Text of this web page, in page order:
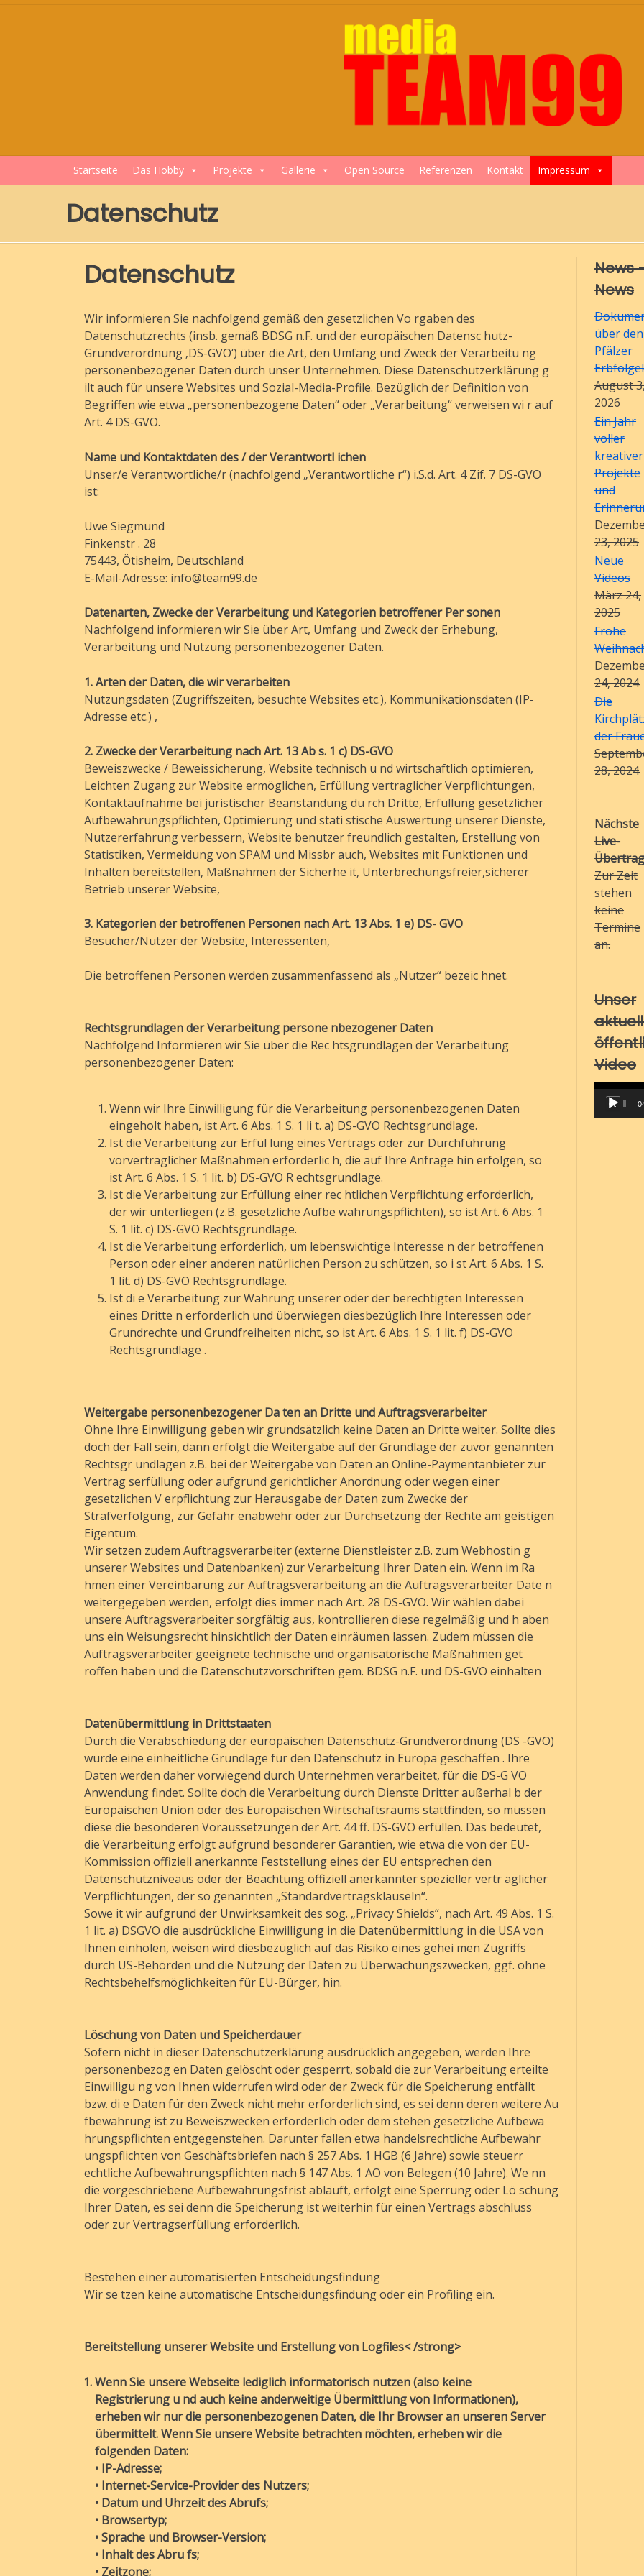
Startseite Das Hobby Projekte Gallerie Open Source Referenzen Kontakt Impressum
Datenschutz
Datenschutz
Wir informieren Sie nachfolgend gemäß den gesetzlichen Vo rgaben des
Datenschutzrechts (insb. gemäß BDSG n.F. und der europäischen Datensc hutz-
Grundverordnung ‚DS-GVO‘) über die Art, den Umfang und Zweck der Verarbeitu ng
personenbezogener Daten durch unser Unternehmen. Diese Datenschutzerklärung g
ilt auch für unsere Websites und Sozial-Media-Profile. Bezüglich der Definition von
Begriffen wie etwa „personenbezogene Daten“ oder „Verarbeitung“ verweisen wi r auf
Art. 4 DS-GVO.
Name und Kontaktdaten des / der Verantwortl ichen
Unser/e Verantwortliche/r (nachfolgend „Verantwortliche r“) i.S.d. Art. 4 Zif. 7 DS-GVO
ist:
Uwe Siegmund
Finkenstr . 28
75443, Ötisheim, Deutschland
E-Mail-Adresse: info@team99.de
Datenarten, Zwecke der Verarbeitung und Kategorien betroffener Per sonen
Nachfolgend informieren wir Sie über Art, Umfang und Zweck der Erhebung,
Verarbeitung und Nutzung personenbezogener Daten.
1. Arten der Daten, die wir verarbeiten
Nutzungsdaten (Zugriffszeiten, besuchte Websites etc.), Kommunikationsdaten (IP-
Adresse etc.) ,
2. Zwecke der Verarbeitung nach Art. 13 Ab s. 1 c) DS-GVO
Beweiszwecke / Beweissicherung, Website technisch u nd wirtschaftlich optimieren,
Leichten Zugang zur Website ermöglichen, Erfüllung vertraglicher Verpflichtungen,
Kontaktaufnahme bei juristischer Beanstandung du rch Dritte, Erfüllung gesetzlicher
Aufbewahrungspflichten, Optimierung und stati stische Auswertung unserer Dienste,
Nutzererfahrung verbessern, Website benutzer freundlich gestalten, Erstellung von
Statistiken, Vermeidung von SPAM und Missbr auch, Websites mit Funktionen und
Inhalten bereitstellen, Maßnahmen der Sicherhe it, Unterbrechungsfreier,sicherer
Betrieb unserer Website,
3. Kategorien der betroffenen Personen nach Art. 13 Abs. 1 e) DS- GVO
Besucher/Nutzer der Website, Interessenten,
Die betroffenen Personen werden zusammenfassend als „Nutzer“ bezeic hnet.
Rechtsgrundlagen der Verarbeitung persone nbezogener Daten
Nachfolgend Informieren wir Sie über die Rec htsgrundlagen der Verarbeitung
personenbezogener Daten:
Wenn wir Ihre Einwilligung für die Verarbeitung personenbezogenen Daten
eingeholt haben, ist Art. 6 Abs. 1 S. 1 li t. a) DS-GVO Rechtsgrundlage.
Ist die Verarbeitung zur Erfül lung eines Vertrags oder zur Durchführung
vorvertraglicher Maßnahmen erforderlic h, die auf Ihre Anfrage hin erfolgen, so
ist Art. 6 Abs. 1 S. 1 lit. b) DS-GVO R echtsgrundlage.
Ist die Verarbeitung zur Erfüllung einer rec htlichen Verpflichtung erforderlich,
der wir unterliegen (z.B. gesetzliche Aufbe wahrungspflichten), so ist Art. 6 Abs. 1
S. 1 lit. c) DS-GVO Rechtsgrundlage.
Ist die Verarbeitung erforderlich, um lebenswichtige Interesse n der betroffenen
Person oder einer anderen natürlichen Person zu schützen, so i st Art. 6 Abs. 1 S.
1 lit. d) DS-GVO Rechtsgrundlage.
Ist di e Verarbeitung zur Wahrung unserer oder der berechtigten Interessen
eines Dritte n erforderlich und überwiegen diesbezüglich Ihre Interessen oder
Grundrechte und Grundfreiheiten nicht, so ist Art. 6 Abs. 1 S. 1 lit. f) DS-GVO
Rechtsgrundlage .
Weitergabe personenbezogener Da ten an Dritte und Auftragsverarbeiter
Ohne Ihre Einwilligung geben wir grundsätzlich keine Daten an Dritte weiter. Sollte dies
doch der Fall sein, dann erfolgt die Weitergabe auf der Grundlage der zuvor genannten
Rechtsgr undlagen z.B. bei der Weitergabe von Daten an Online-Paymentanbieter zur
Vertrag serfüllung oder aufgrund gerichtlicher Anordnung oder wegen einer
gesetzlichen V erpflichtung zur Herausgabe der Daten zum Zwecke der
Strafverfolgung, zur Gefahr enabwehr oder zur Durchsetzung der Rechte am geistigen
Eigentum.
Wir setzen zudem Auftragsverarbeiter (externe Dienstleister z.B. zum Webhostin g
unserer Websites und Datenbanken) zur Verarbeitung Ihrer Daten ein. Wenn im Ra
hmen einer Vereinbarung zur Auftragsverarbeitung an die Auftragsverarbeiter Date n
weitergegeben werden, erfolgt dies immer nach Art. 28 DS-GVO. Wir wählen dabei
unsere Auftragsverarbeiter sorgfältig aus, kontrollieren diese regelmäßig und h aben
uns ein Weisungsrecht hinsichtlich der Daten einräumen lassen. Zudem müssen die
Auftragsverarbeiter geeignete technische und organisatorische Maßnahmen get
roffen haben und die Datenschutzvorschriften gem. BDSG n.F. und DS-GVO einhalten
Datenübermittlung in Drittstaaten
Durch die Verabschiedung der europäischen Datenschutz-Grundverordnung (DS -GVO)
wurde eine einheitliche Grundlage für den Datenschutz in Europa geschaffen . Ihre
Daten werden daher vorwiegend durch Unternehmen verarbeitet, für die DS-G VO
Anwendung findet. Sollte doch die Verarbeitung durch Dienste Dritter außerhal b der
Europäischen Union oder des Europäischen Wirtschaftsraums stattfinden, so müssen
diese die besonderen Voraussetzungen der Art. 44 ff. DS-GVO erfüllen. Das bedeutet,
die Verarbeitung erfolgt aufgrund besonderer Garantien, wie etwa die von der EU-
Kommission offiziell anerkannte Feststellung eines der EU entsprechen den
Datenschutzniveaus oder der Beachtung offiziell anerkannter spezieller vertr aglicher
Verpflichtungen, der so genannten „Standardvertragsklauseln“.
Sowe it wir aufgrund der Unwirksamkeit des sog. „Privacy Shields“, nach Art. 49 Abs. 1 S.
1 lit. a) DSGVO die ausdrückliche Einwilligung in die Datenübermittlung in die USA von
Ihnen einholen, weisen wird diesbezüglich auf das Risiko eines gehei men Zugriffs
durch US-Behörden und die Nutzung der Daten zu Überwachungszwecken, ggf. ohne
Rechtsbehelfsmöglichkeiten für EU-Bürger, hin.
Löschung von Daten und Speicherdauer
Sofern nicht in dieser Datenschutzerklärung ausdrücklich angegeben, werden Ihre
personenbezog en Daten gelöscht oder gesperrt, sobald die zur Verarbeitung erteilte
Einwilligu ng von Ihnen widerrufen wird oder der Zweck für die Speicherung entfällt
bzw. di e Daten für den Zweck nicht mehr erforderlich sind, es sei denn deren weitere Au
fbewahrung ist zu Beweiszwecken erforderlich oder dem stehen gesetzliche Aufbewa
hrungspflichten entgegenstehen. Darunter fallen etwa handelsrechtliche Aufbewahr
ungspflichten von Geschäftsbriefen nach § 257 Abs. 1 HGB (6 Jahre) sowie steuerr
echtliche Aufbewahrungspflichten nach § 147 Abs. 1 AO von Belegen (10 Jahre). We nn
die vorgeschriebene Aufbewahrungsfrist abläuft, erfolgt eine Sperrung oder Lö schung
Ihrer Daten, es sei denn die Speicherung ist weiterhin für einen Vertrags abschluss
oder zur Vertragserfüllung erforderlich.
Bestehen einer automatisierten Entscheidungsfindung
Wir se tzen keine automatische Entscheidungsfindung oder ein Profiling ein.
Bereitstellung unserer Website und Erstellung von Logfiles< /strong>
Wenn Sie unsere Webseite lediglich informatorisch nutzen (also keine
Registrierung u nd auch keine anderweitige Übermittlung von Informationen),
erheben wir nur die personenbezogenen Daten, die Ihr Browser an unseren Server
übermittelt. Wenn Sie unsere Website betrachten möchten, erheben wir die
folgenden Daten:
• IP-Adresse;
• Internet-Service-Provider des Nutzers;
• Datum und Uhrzeit des Abrufs;
• Browsertyp;
• Sprache und Browser-Version;
• Inhalt des Abru fs;
• Zeitzone;
News
News
über den
Pfälzer
August
2026
Ein Jahr
voller
kreativer
Projekte
und
23, 2025
Neue
Videos
März 24,
2025
Frohe
24, 2024
Die
der
28, 2024
Nächste
Live-
Zur Zeit
stehen
keine
Termine
an.
Unser
Video
Video-
Player
00:00